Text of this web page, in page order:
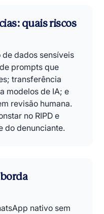
quais riscos
dados sensíveis
prompts que
transferência
modelos de IA; e
revisão humana.
no RIPD e
do denunciante.
nativo sem